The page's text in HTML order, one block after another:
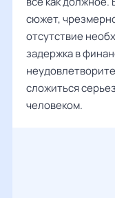
сюжет,
отсутствие
задержка в
сложиться
человеком.